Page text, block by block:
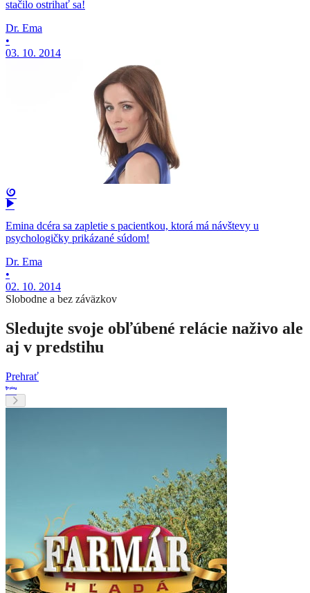
stačilo ostrihať sa!
Dr. Ema
•
03. 10. 2014
Emina dcéra sa zapletie s pacientkou, ktorá má návštevy u
psychologičky prikázané súdom!
Dr. Ema
•
02. 10. 2014
Slobodne a bez záväzkov
Sledujte svoje obľúbené relácie naživo ale
aj v predstihu
Prehrať